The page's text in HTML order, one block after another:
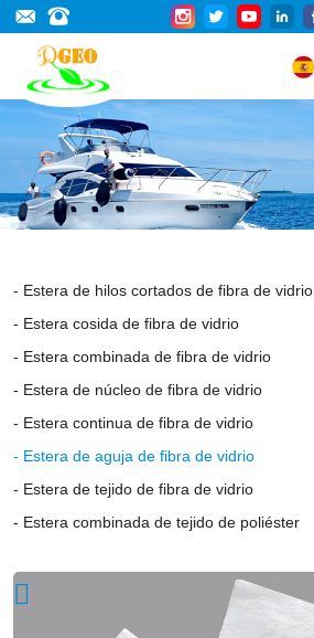
High-
silica
glass
fiber
needled
mat/felt
high-
silica
glass
fiber
short
cut
yarn
cotton,
Estera de hilos cortados de fibra de vidrio
Estera cosida de fibra de vidrio
Estera combinada de fibra de vidrio
Estera de núcleo de fibra de vidrio
Estera continua de fibra de vidrio
Estera de aguja de fibra de vidrio
Estera de tejido de fibra de vidrio
Estera combinada de tejido de poliéster